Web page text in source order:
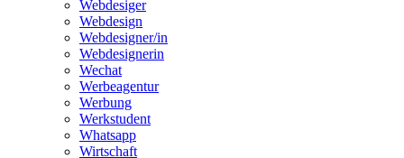
Webdesiger
Webdesign
Webdesigner/in
Webdesignerin
Wechat
Werbeagentur
Werbung
Werkstudent
Whatsapp
Wirtschaft